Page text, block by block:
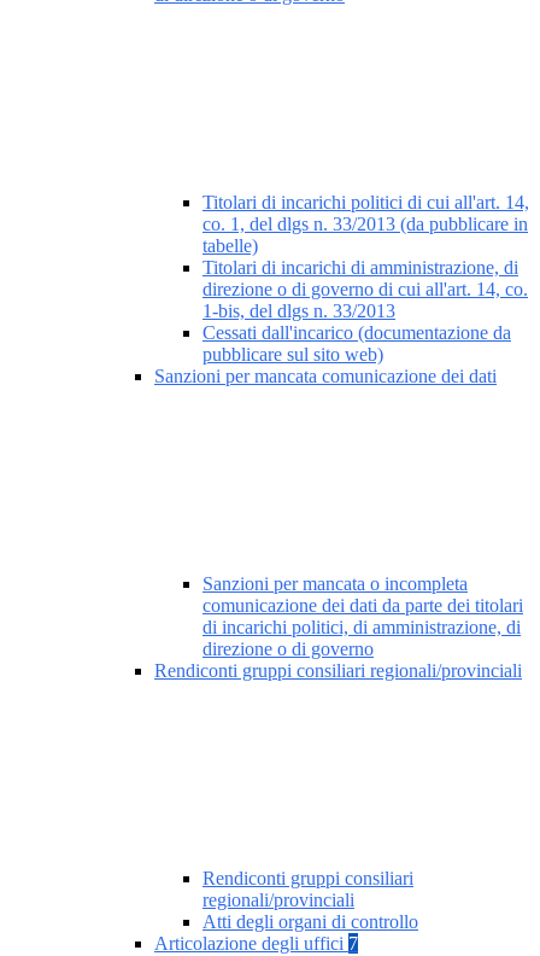
Titolari di incarichi politici di cui all'art. 14,
co. 1, del dlgs n. 33/2013 (da pubblicare in
tabelle)
Titolari di incarichi di amministrazione, di
direzione o di governo di cui all'art. 14, co.
1-bis, del dlgs n. 33/2013
Cessati dall'incarico (documentazione da
pubblicare sul sito web)
Sanzioni per mancata comunicazione dei dati
Sanzioni per mancata o incompleta
comunicazione dei dati da parte dei titolari
di incarichi politici, di amministrazione, di
direzione o di governo
Rendiconti gruppi consiliari regionali/provinciali
Rendiconti gruppi consiliari
regionali/provinciali
Atti degli organi di controllo
Articolazione degli uffici 7